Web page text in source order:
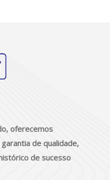
oferecemos
de qualidade,
de sucesso